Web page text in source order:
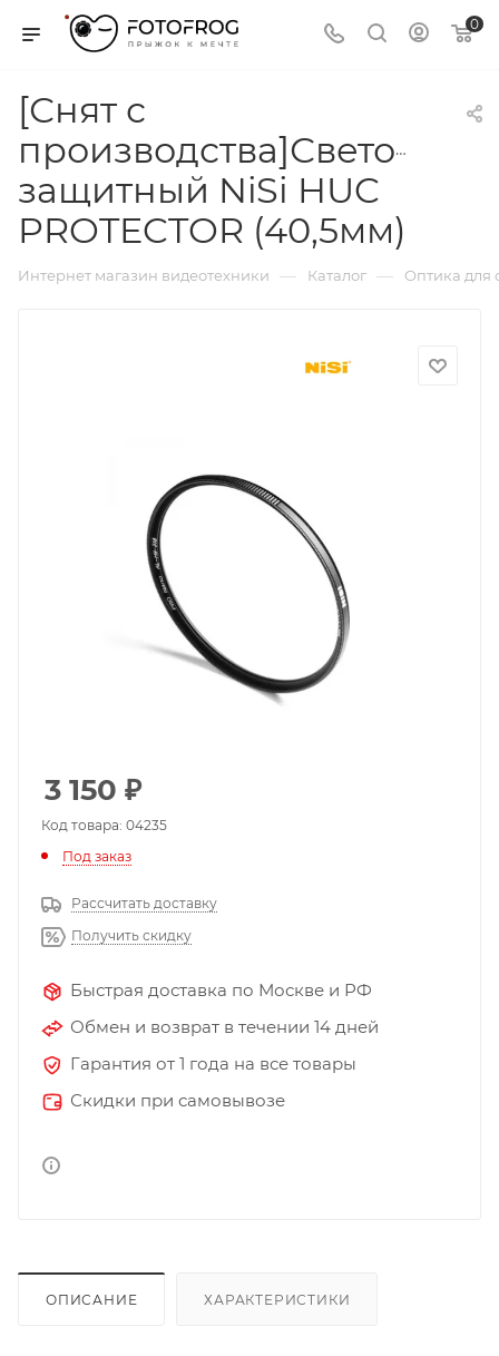
0
[Снят с
защитный NiSi HUC
PROTECTOR (40,5мм)
Интернет магазин видеотехники — Каталог — Оптика для
3 150 ₽
Код товара: 04235
Под заказ
Рассчитать доставку
Получить скидку
Быстрая доставка по Москве и РФ
Обмен и возврат в течении 14 дней
Гарантия от 1 года на все товары
Скидки при самовывозе
ОПИСАНИЕ ХАРАКТЕРИСТИКИ